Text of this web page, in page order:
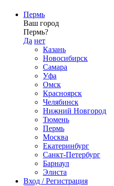
Пермь
Ваш город
Пермь?
Да нет
Казань
Новосибирск
Самара
Уфа
Омск
Красноярск
Челябинск
Нижний Новгород
Тюмень
Пермь
Москва
Екатеринбург
Санкт-Петербург
Барнаул
Элиста
Вход / Регистрация